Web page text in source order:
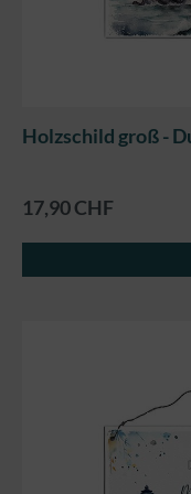
Holzschild groß -
17,90 CHF